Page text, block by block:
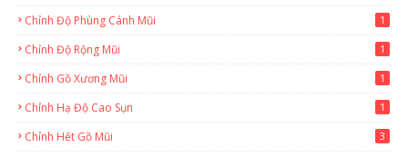
Chỉnh Độ Phùng Cánh Mũi 1
Chỉnh Độ Rộng Mũi 1
Chỉnh Gồ Xương Mũi 1
Chỉnh Hạ Độ Cao Sụn 1
Chỉnh Hết Gồ Mũi 3